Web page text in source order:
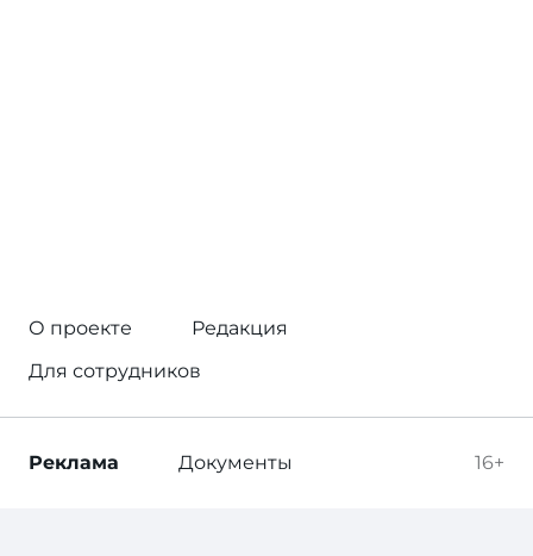
О проекте
Редакция
Для сотрудников
16+
Реклама Документы